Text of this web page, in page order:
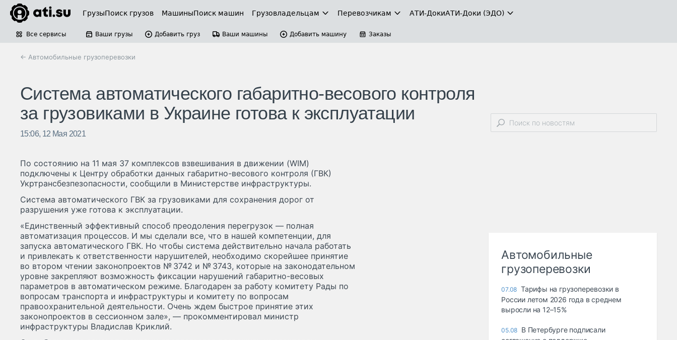
ГрузыПоиск грузов МашиныПоиск машин Грузовладельцам Перевозчикам АТИ-ДокиАТИ-Доки (ЭДО)
Все сервисы Ваши грузы Добавить груз Ваши машины Добавить машину Заказы
← Автомобильные грузоперевозки
Система автоматического габаритно-весового контроля
за грузовиками в Украине готова к эксплуатации
15:06, 12 Мая 2021
По состоянию на 11 мая 37 комплексов взвешивания в движении (WIM)
подключены к Центру обработки данных габаритно-весового контроля (ГВК)
Укртрансбезпезопасности, сообщили в Министерстве инфраструктуры.
Система автоматического ГВК за грузовиками для сохранения дорог от
разрушения уже готова к эксплуатации.
«Единственный эффективный способ преодоления перегрузок — полная
автоматизация процессов. И мы сделали все, что в нашей компетенции, для
запуска автоматического ГВК. Но чтобы система действительно начала работать
и привлекать к ответственности нарушителей, необходимо скорейшее принятие
во втором чтении законопроектов № 3742 и № 3743, которые на законодательном
уровне закрепляют возможность фиксации нарушений габаритно-весовых
параметров в автоматическом режиме. Благодарен за работу комитету Рады по
вопросам транспорта и инфраструктуры и комитету по вопросам
правоохранительной деятельности. Очень ждем быстрое принятие этих
законопроектов в сессионном зале», — прокомментировал министр
инфраструктуры Владислав Криклий.
Автомобильные
грузоперевозки
07.08 Тарифы на грузоперевозки в
России летом 2026 года в среднем
выросли на 12–15%
05.08 В Петербурге подписали